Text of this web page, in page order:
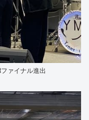
ァイナル進出